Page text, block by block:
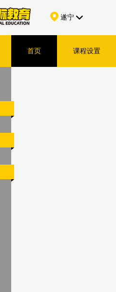
遂宁
首页 课程设置